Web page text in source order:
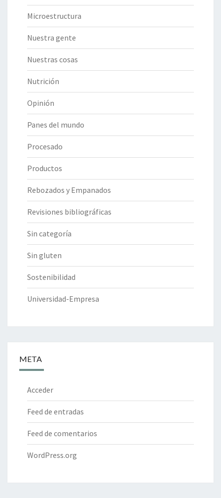
Microestructura
Nuestra gente
Nuestras cosas
Nutrición
Opinión
Panes del mundo
Procesado
Productos
Rebozados y Empanados
Revisiones bibliográficas
Sin categoría
Sin gluten
Sostenibilidad
Universidad-Empresa
META
Acceder
Feed de entradas
Feed de comentarios
WordPress.org